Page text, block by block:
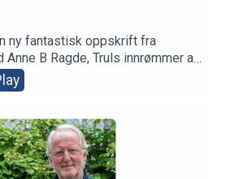
ny fantastisk oppskrift fra
Anne B Ragde, Truls innrømmer at
forhold til den engelske
og begge gleder seg til